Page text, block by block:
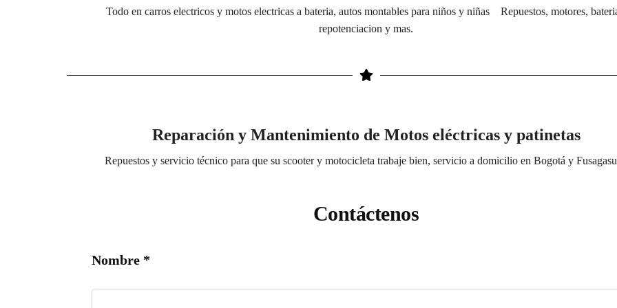
Todo en carros electricos y motos electricas a bateria, autos montables para niños y niñas Repuestos, motores,
repotenciacion y mas.
Reparación y Mantenimiento de Motos eléctricas y patinetas
Repuestos y servicio técnico para que su scooter y motocicleta trabaje bien, servicio a domicilio en Bogotá y
Contáctenos
Nombre *